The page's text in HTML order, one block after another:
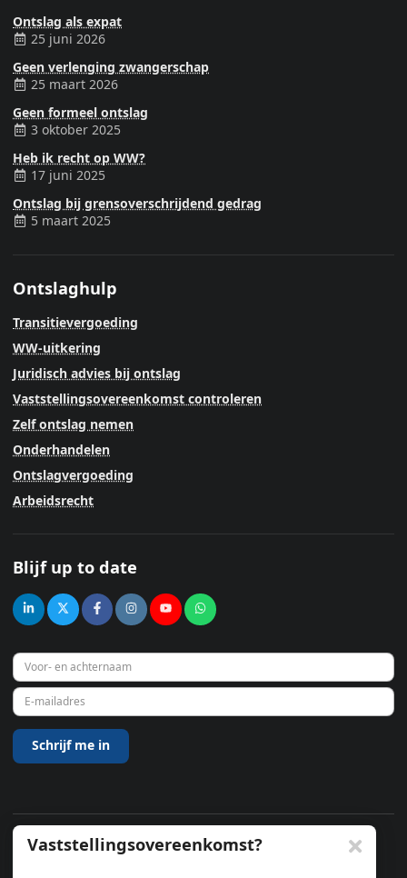
Ontslag als expat
25 juni 2026
Geen verlenging zwangerschap
25 maart 2026
Geen formeel ontslag
3 oktober 2025
Heb ik recht op WW?
17 juni 2025
Ontslag bij grensoverschrijdend gedrag
5 maart 2025
Ontslaghulp
Transitievergoeding
WW-uitkering
Juridisch advies bij ontslag
Vaststellingsovereenkomst controleren
Zelf ontslag nemen
Onderhandelen
Ontslagvergoeding
Arbeidsrecht
Blijf up to date
Vaststellingsovereenkomst?